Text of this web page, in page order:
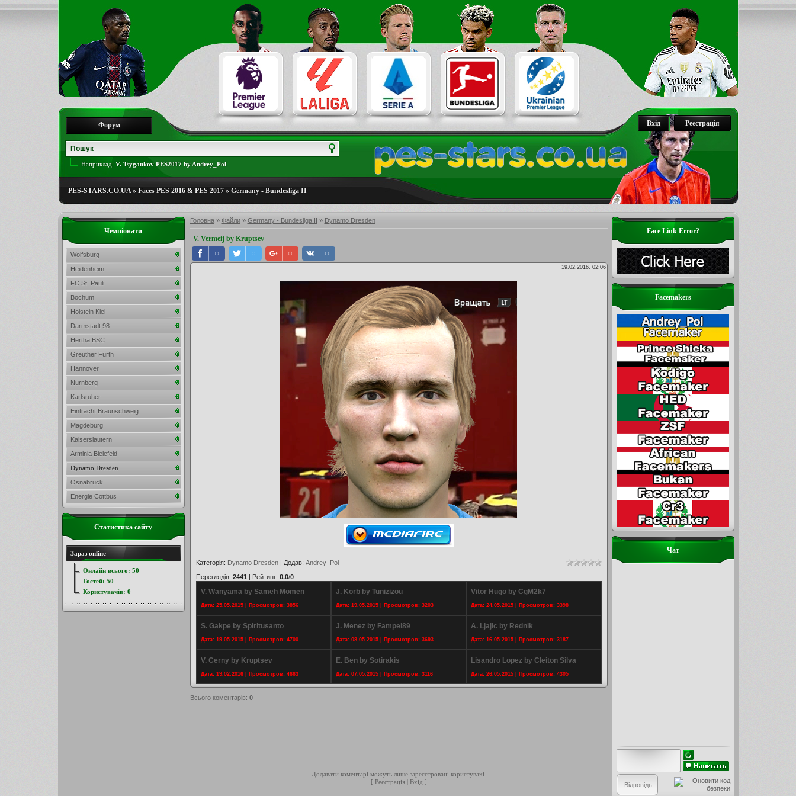
Реєстрація
Вхід
Форум
Наприклад: V. Tsygankov PES2017 by Andrey_Pol
PES-STARS.CO.UA» Faces PES 2016 & PES 2017» Germany - Bundesliga II
Головна» Файли» Germany - Bundesliga II » Dynamo Dresden
V. Vermeij by Kruptsev
19.02.2016, 02:06
Категорія: Dynamo Dresden| Додав: Andrey_Pol
Переглядів: 2441 | Рейтинг: 0.0/0
V. Wanyama by Sameh Momen
Дата: 25.05.2015 | Просмотров: 3856
J. Korb by Tunizizou
Дата: 19.05.2015 | Просмотров: 3203
Vitor Hugo by CgM2k7
Дата: 24.05.2015 | Просмотров: 3398
S. Gakpe by Spiritusanto
Дата: 19.05.2015 | Просмотров: 4700
J. Menez by Fampei89
Дата: 08.05.2015 | Просмотров: 3693
A. Ljajic by Rednik
Дата: 16.05.2015 | Просмотров: 3187
V. Cerny by Kruptsev
Дата: 19.02.2016 | Просмотров: 4663
E. Ben by Sotirakis
Дата: 07.05.2015 | Просмотров: 3116
Lisandro Lopez by Cleiton Silva
Дата: 26.05.2015 | Просмотров: 4305
Всього коментарів: 0
Додавати коментарі можуть лише зареєстровані користувачі.
[ Реєстрація| Вхід ]
Face Link Error?
Facemakers
Чат
Чемпіонати
Wolfsburg
Heidenheim
FC St. Pauli
Bochum
Holstein Kiel
Darmstadt 98
Hertha BSC
Greuther Fürth
Hannover
Nurnberg
Karlsruher
Eintracht Braunschweig
Magdeburg
Kaiserslautern
Arminia Bielefeld
Dynamo Dresden
Osnabruck
Energie Cottbus
Статистика сайту
Зараз online
Онлайн всього: 50
Гостей: 50
Користувачів: 0